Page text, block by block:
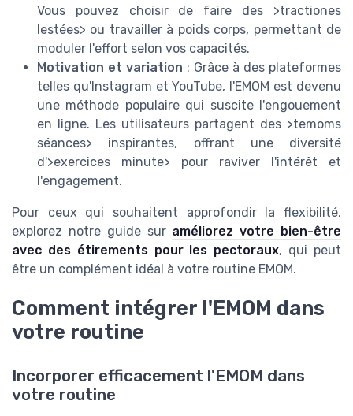
Vous pouvez choisir de faire des >tractiones
lestées> ou travailler à poids corps, permettant de
moduler l'effort selon vos capacités.
Motivation et variation : Grâce à des plateformes
telles qu'Instagram et YouTube, l'EMOM est devenu
une méthode populaire qui suscite l'engouement
en ligne. Les utilisateurs partagent des >temoms
séances> inspirantes, offrant une diversité
d'>exercices minute> pour raviver l'intérêt et
l'engagement.
Pour ceux qui souhaitent approfondir la flexibilité,
explorez notre guide sur améliorez votre bien-être
avec des étirements pour les pectoraux, qui peut
être un complément idéal à votre routine EMOM.
Comment intégrer l'EMOM dans
votre routine
Incorporer efficacement l'EMOM dans
votre routine